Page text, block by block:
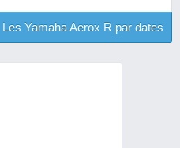
Les Yamaha Aerox R par dates